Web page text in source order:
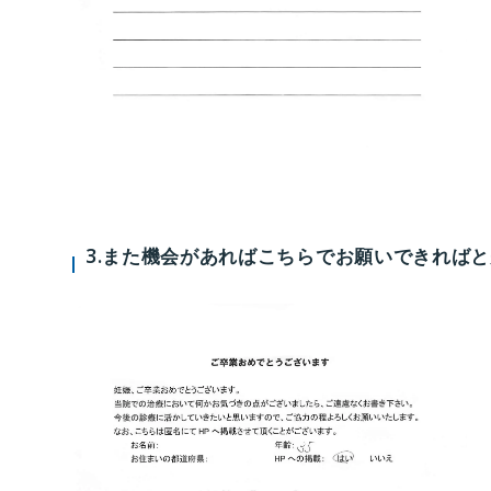
3.また機会があればこちらでお願いできれば